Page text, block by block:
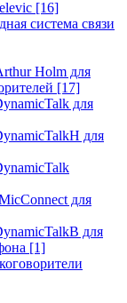
[16]
система связи
Holm для
[17]
для
для
для
для
[1]